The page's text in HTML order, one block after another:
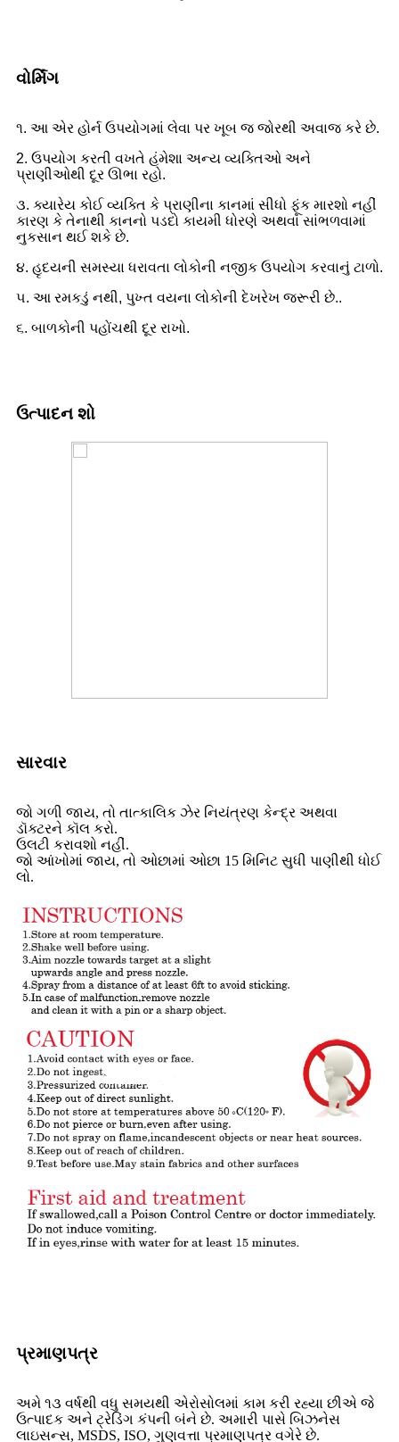
વોર્મિંગ
૧. આ એર હોર્ન ઉપયોગમાં લેવા પર ખૂબ જ જોરથી અવાજ કરે છે.
2. ઉપયોગ કરતી વખતે હંમેશા અન્ય વ્યક્તિઓ અને
પ્રાણીઓથી દૂર ઊભા રહો.
૩. ક્યારેય કોઈ વ્યક્તિ કે પ્રાણીના કાનમાં સીધો ફૂંક મારશો નહીં
કારણ કે તેનાથી કાનનો પડદો કાયમી ધોરણે અથવા સાંભળવામાં
નુકસાન થઈ શકે છે.
૪. હૃદયની સમસ્યા ધરાવતા લોકોની નજીક ઉપયોગ કરવાનું ટાળો.
૫. આ રમકડું નથી, પુખ્ત વયના લોકોની દેખરેખ જરૂરી છે..
૬. બાળકોની પહોંચથી દૂર રાખો.
ઉત્પાદન શો
સારવાર
જો ગળી જાય, તો તાત્કાલિક ઝેર નિયંત્રણ કેન્દ્ર અથવા
ડૉક્ટરને કૉલ કરો.
ઉલટી કરાવશો નહીં.
જો આંખોમાં જાય, તો ઓછામાં ઓછા 15 મિનિટ સુધી પાણીથી ધોઈ
લો.
પ્રમાણપત્ર
અમે ૧૩ વર્ષથી વધુ સમયથી એરોસોલમાં કામ કરી રહ્યા છીએ જે
ઉત્પાદક અને ટ્રેડિંગ કંપની બંને છે. અમારી પાસે બિઝનેસ
લાઇસન્સ, MSDS, ISO, ગુણવત્તા પ્રમાણપત્ર વગેરે છે.